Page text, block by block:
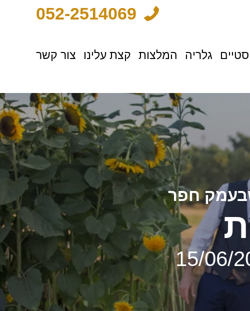
052-2514069
גלריה המלצות קצת עלינו צור קשר
חפר